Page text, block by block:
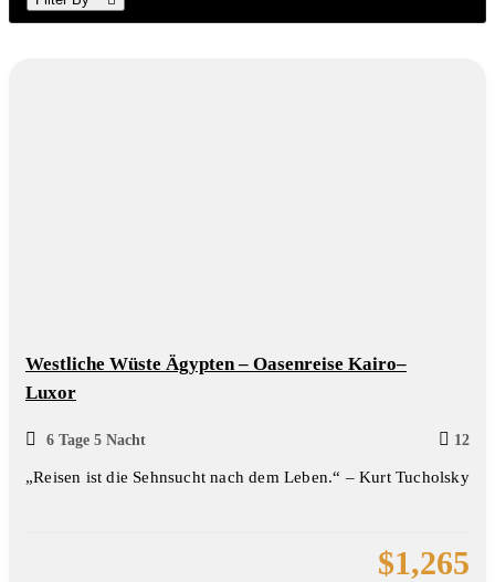
Inhalt
wechseln
Westliche Wüste Ägypten – Oasenreise Kairo–
Luxor
6 Tage 5 Nacht 12
„Reisen ist die Sehnsucht nach dem Leben.“ – Kurt Tucholsky
$1,265